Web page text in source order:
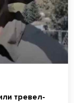
тревел-